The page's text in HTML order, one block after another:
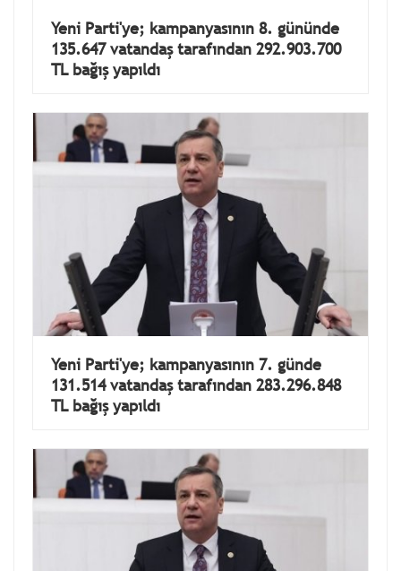
Yeni Parti'ye; kampanyasının 8. gününde
135.647 vatandaş tarafından 292.903.700
TL bağış yapıldı
Yeni Parti'ye; kampanyasının 7. günde
131.514 vatandaş tarafından 283.296.848
TL bağış yapıldı